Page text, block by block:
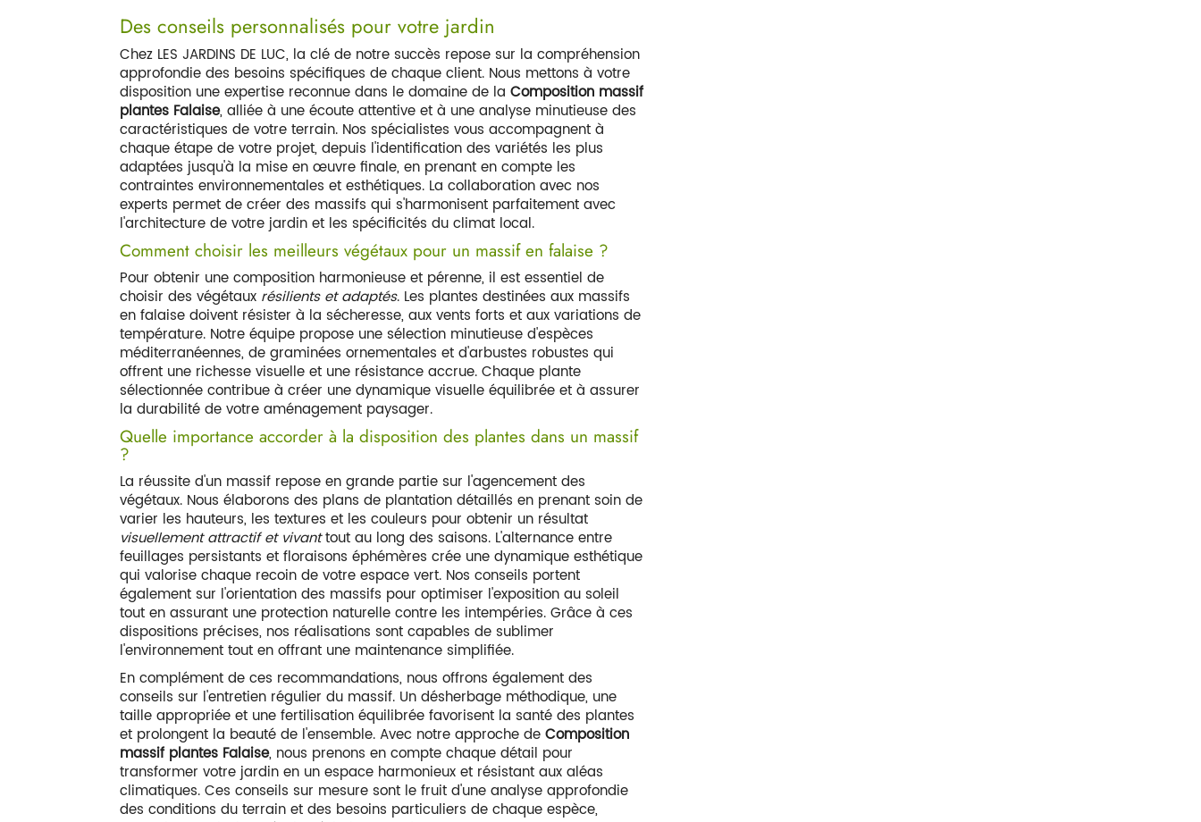
Des conseils personnalisés pour votre jardin
Chez LES JARDINS DE LUC, la clé de notre succès repose sur la compréhension
approfondie des besoins spécifiques de chaque client. Nous mettons à votre
disposition une expertise reconnue dans le domaine de laComposition massif
plantes Falaise, alliée à une écoute attentive et à une analyse minutieuse des
caractéristiques de votre terrain. Nos spécialistes vous accompagnent à
chaque étape de votre projet, depuis l'identification des variétés les plus
adaptées jusqu'à la mise en œuvre finale, en prenant en compte les
contraintes environnementales et esthétiques. La collaboration avec nos
experts permet de créer des massifs qui s'harmonisent parfaitement avec
l'architecture de votre jardin et les spécificités du climat local.
Comment choisir les meilleurs végétaux pour un massif en falaise ?
Pour obtenir une composition harmonieuse et pérenne, il est essentiel de
choisir des végétaux résilients et adaptés. Les plantes destinées aux massifs
en falaise doivent résister à la sécheresse, aux vents forts et aux variations de
température. Notre équipe propose une sélection minutieuse d'espèces
méditerranéennes, de graminées ornementales et d'arbustes robustes qui
offrent une richesse visuelle et une résistance accrue. Chaque plante
sélectionnée contribue à créer une dynamique visuelle équilibrée et à assurer
la durabilité de votre aménagement paysager.
Quelle importance accorder à la disposition des plantes dans un massif
?
La réussite d'un massif repose en grande partie sur l'agencement des
végétaux. Nous élaborons des plans de plantation détaillés en prenant soin de
varier les hauteurs, les textures et les couleurs pour obtenir un résultat
visuellement attractif et vivanttout au long des saisons. L'alternance entre
feuillages persistants et floraisons éphémères crée une dynamique esthétique
qui valorise chaque recoin de votre espace vert. Nos conseils portent
également sur l'orientation des massifs pour optimiser l'exposition au soleil
tout en assurant une protection naturelle contre les intempéries. Grâce à ces
dispositions précises, nos réalisations sont capables de sublimer
l'environnement tout en offrant une maintenance simplifiée.
En complément de ces recommandations, nous offrons également des
conseils sur l'entretien régulier du massif. Un désherbage méthodique, une
taille appropriée et une fertilisation équilibrée favorisent la santé des plantes
et prolongent la beauté de l'ensemble. Avec notre approche deComposition
massif plantes Falaise, nous prenons en compte chaque détail pour
transformer votre jardin en un espace harmonieux et résistant aux aléas
climatiques. Ces conseils sur mesure sont le fruit d'une analyse approfondie
des conditions du terrain et des besoins particuliers de chaque espèce,